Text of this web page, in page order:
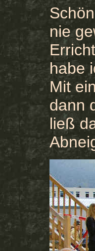
nie
habe
Mit
dann
ließ